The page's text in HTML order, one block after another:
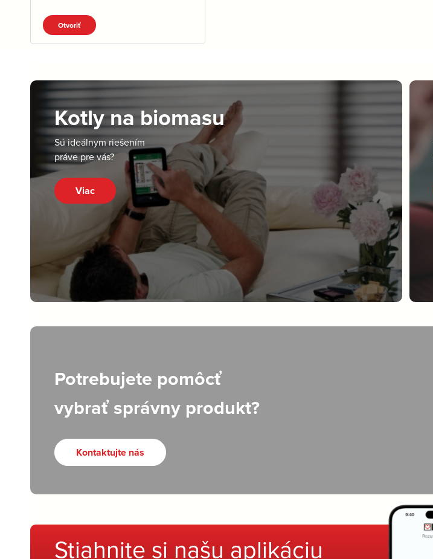
Otvoriť
Kotly na biomasu
Sú ideálnym riešením
práve pre vás?
Viac
Potrebujete pomôcť
vybrať správny produkt?
Kontaktujte nás
Stiahnite si našu aplikáciu